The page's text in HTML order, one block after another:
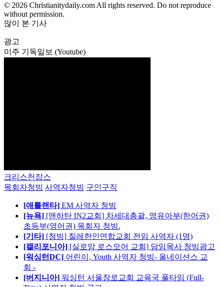
© 2026 Christianitydaily.com All rights reserved. Do not reproduce
without permission.
많이 본 기사
광고
미주 기독일보 (Youtube)
크리스천잡스
목회자청빙 사역자청빙 구인구직
[애틀랜타] EM 사역자 청빙
[뉴욕] [맨하탄 IN2교회] 차세대총괄, 영유아부(한어권)
초등부(영어권) 목회자 청빙.
[기타] [청빙] 칠레한인연합교회 전임 사역자 (1명)
[캘리포니아] [실로암 로스모어 교회] 담임목사 청빙광고
[워싱턴DC] 어린이, Youth 사역자 청빙- 올네이션스 교
회 -
[버지니아] 워싱턴 서울장로교회 교육국 풀타임 (Full-